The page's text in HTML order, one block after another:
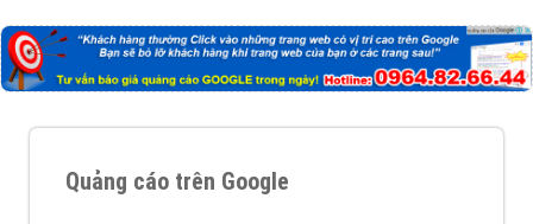
Quảng cáo trên Google